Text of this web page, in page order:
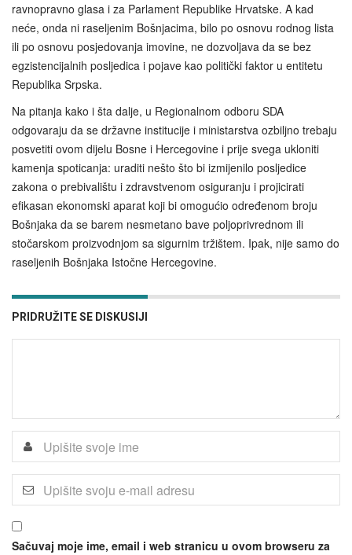
ravnopravno glasa i za Parlament Republike Hrvatske. A kad
neće, onda ni raseljenim Bošnjacima, bilo po osnovu rodnog lista
ili po osnovu posjedovanja imovine, ne dozvoljava da se bez
egzistencijalnih posljedica i pojave kao politički faktor u entitetu
Republika Srpska.
Na pitanja kako i šta dalje, u Regionalnom odboru SDA
odgovaraju da se državne institucije i ministarstva ozbiljno trebaju
posvetiti ovom dijelu Bosne i Hercegovine i prije svega ukloniti
kamenja spoticanja: uraditi nešto što bi izmijenilo posljedice
zakona o prebivalištu i zdravstvenom osiguranju i projicirati
efikasan ekonomski aparat koji bi omogućio određenom broju
Bošnjaka da se barem nesmetano bave poljoprivrednom ili
stočarskom proizvodnjom sa sigurnim tržištem. Ipak, nije samo do
raseljenih Bošnjaka Istočne Hercegovine.
PRIDRUŽITE SE DISKUSIJI
Sačuvaj moje ime, email i web stranicu u ovom browseru za